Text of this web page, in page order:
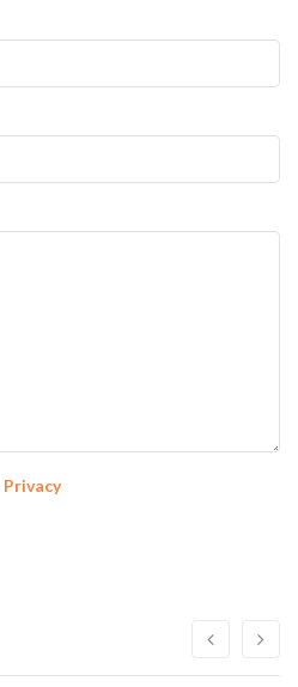
Privacy